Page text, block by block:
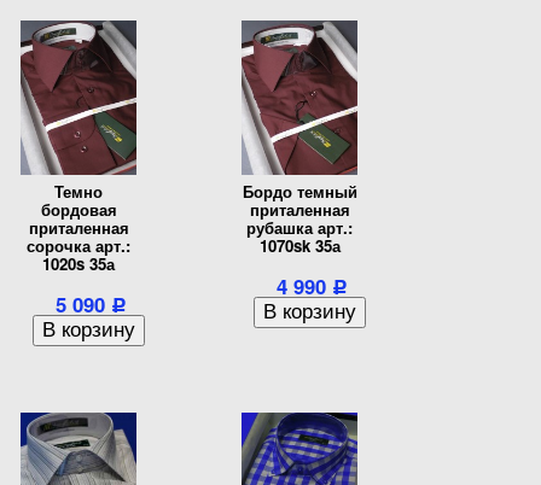
Темно
бордовая
приталенная
сорочка арт.:
1020s 35а
5 090 Р
Бордо темный
приталенная
рубашка арт.:
1070sk 35а
4 990 Р